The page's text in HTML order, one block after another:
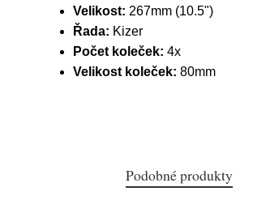
Velikost: 267mm (10.5")
Řada: Kizer
Počet koleček: 4x
Velikost koleček: 80mm
Podobné produkty